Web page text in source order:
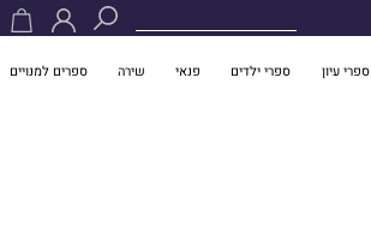
ספרי עיון ספרי ילדים פנאי שירה ספרים למנויים